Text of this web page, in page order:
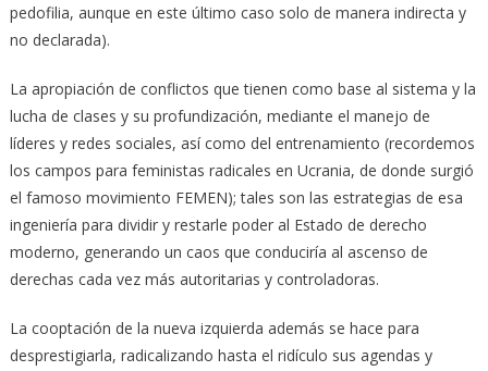
pedofilia, aunque en este último caso solo de manera indirecta y
no declarada).
La apropiación de conflictos que tienen como base al sistema y la
lucha de clases y su profundización, mediante el manejo de
líderes y redes sociales, así como del entrenamiento (recordemos
los campos para feministas radicales en Ucrania, de donde surgió
el famoso movimiento FEMEN); tales son las estrategias de esa
ingeniería para dividir y restarle poder al Estado de derecho
moderno, generando un caos que conduciría al ascenso de
derechas cada vez más autoritarias y controladoras.
La cooptación de la nueva izquierda además se hace para
desprestigiarla, radicalizando hasta el ridículo sus agendas y